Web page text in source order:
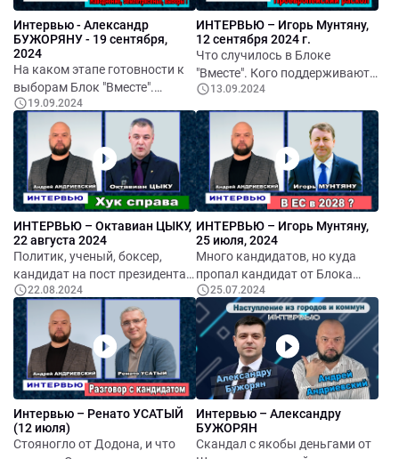
в дебатах. Про
единовременную выплату
пенсионерам. Про Андрея
Нэстасе и его поддержку
Евгении Гуцул.
Интервью - Александр
БУЖОРЯНУ - 19 сентября,
2024
На каком этапе готовности к
выборам Блок "Вместе".
Каковые последствия
раскола. Активность
пророссийских активистов.
Про масштабное наводнение,
и какие меры принимают
местные власти. О протестах
аграриев. С кем из Румынии
будет политически дружить
Блок.
19.09.2024
ИНТЕРВЬЮ – Игорь Мунтяну,
12 сентября 2024 г.
Что случилось в Блоке
"Вместе". Кого поддерживают
европейцы. Программа на
выборы – между популизмом
и реальностью. Кто они,
главные враги Молдовы. Что
делаем в втором туре, если он
будет. Как быть с
референдумом.
13.09.2024
ИНТЕРВЬЮ – Октавиан ЦЫКУ,
22 августа 2024
Политик, ученый, боксер,
кандидат на пост президента.
Блок "Вместе" выдвинул и
раскололся. Как быть с
действующим президентом,
критиковать или поддержать.
Про унионизм, национализм,
патриотизм. Про
исторические параллели.
22.08.2024
ИНТЕРВЬЮ – Игорь Мунтяну,
25 июля, 2024
Много кандидатов, но куда
пропал кандидат от Блока
«Вместе». Есть ли саботаж
референдума. Правда, что
через пять лет мы будет в ЕС.
Уступки «Приднестровью»,
разжигание в Гагаузии.
25.07.2024
Интервью – Ренато УСАТЫЙ
(12 июля)
Стояногло от Додона, и что
Интервью – Александру
БУЖОРЯН
Скандал с якобы деньгами от